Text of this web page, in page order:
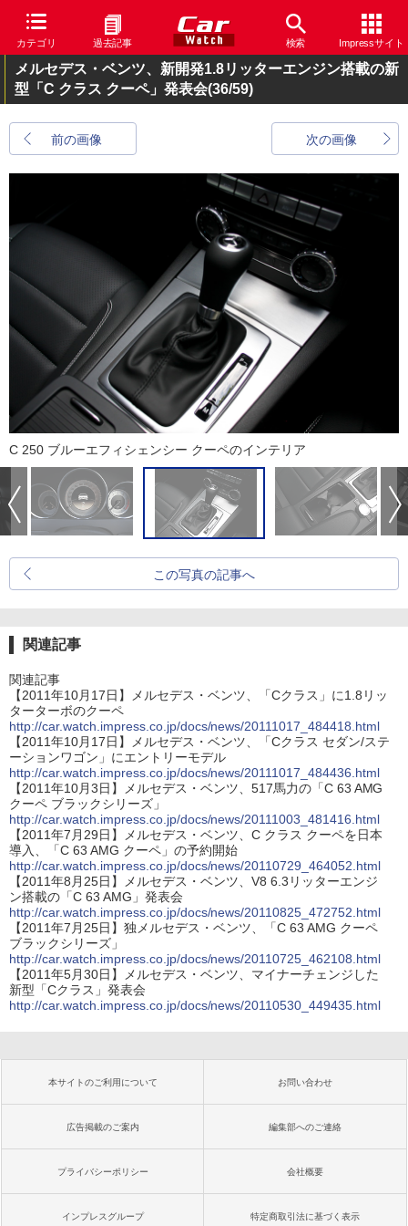
カテゴリ 過去記事 検索 Impressサイト
メルセデス・ベンツ、新開発1.8リッターエンジン搭載の新
型「C クラス クーペ」発表会(36/59)
前の画像 次の画像
C 250 ブルーエフィシェンシー クーペのインテリア
この写真の記事へ
関連記事
関連記事
【2011年10月17日】メルセデス・ベンツ、「Cクラス」に1.8リッ
ターターボのクーペ
http://car.watch.impress.co.jp/docs/news/20111017_484418.html
【2011年10月17日】メルセデス・ベンツ、「Cクラス セダン/ステ
ーションワゴン」にエントリーモデル
http://car.watch.impress.co.jp/docs/news/20111017_484436.html
【2011年10月3日】メルセデス・ベンツ、517馬力の「C 63 AMG
クーペ ブラックシリーズ」
http://car.watch.impress.co.jp/docs/news/20111003_481416.html
【2011年7月29日】メルセデス・ベンツ、C クラス クーペを日本
導入、「C 63 AMG クーペ」の予約開始
http://car.watch.impress.co.jp/docs/news/20110729_464052.html
【2011年8月25日】メルセデス・ベンツ、V8 6.3リッターエンジ
ン搭載の「C 63 AMG」発表会
http://car.watch.impress.co.jp/docs/news/20110825_472752.html
【2011年7月25日】独メルセデス・ベンツ、「C 63 AMG クーペ
ブラックシリーズ」
http://car.watch.impress.co.jp/docs/news/20110725_462108.html
【2011年5月30日】メルセデス・ベンツ、マイナーチェンジした
新型「Cクラス」発表会
http://car.watch.impress.co.jp/docs/news/20110530_449435.html
本サイトのご利用について お問い合わせ
広告掲載のご案内 編集部へのご連絡
プライバシーポリシー 会社概要
インプレスグループ 特定商取引法に基づく表示